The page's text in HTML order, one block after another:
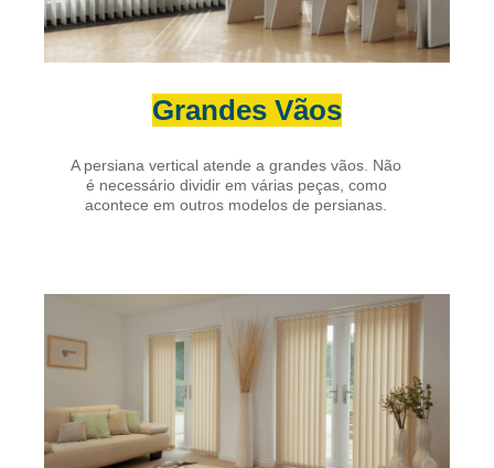
Grandes Vãos
A persiana vertical atende a grandes vãos. Não
é necessário dividir em várias peças, como
acontece em outros modelos de persianas.